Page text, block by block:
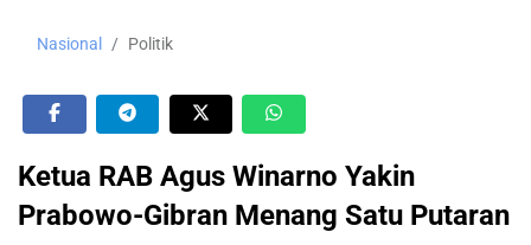
Nasional Politik
Ketua RAB Agus Winarno Yakin
Prabowo-Gibran Menang Satu Putaran